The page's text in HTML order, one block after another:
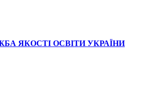
ЯКОСТІ ОСВІТИ УКРАЇНИ